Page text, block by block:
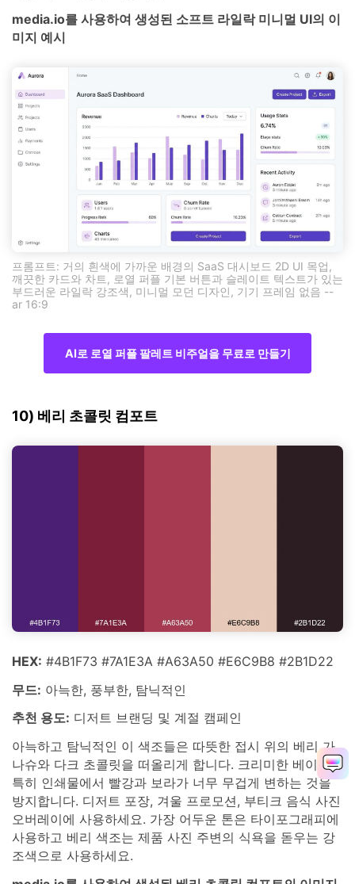
media.io를 사용하여 생성된 소프트 라일락 미니멀 UI의 이
미지 예시
프롬프트: 거의 흰색에 가까운 배경의 SaaS 대시보드 2D UI 목업,
깨끗한 카드와 차트, 로열 퍼플 기본 버튼과 슬레이트 텍스트가 있는
부드러운 라일락 강조색, 미니멀 모던 디자인, 기기 프레임 없음 --
ar 16:9
AI로 로열 퍼플 팔레트 비주얼을 무료로 만들기
10) 베리 초콜릿 컴포트
HEX: #4B1F73 #7A1E3A #A63A50 #E6C9B8 #2B1D22
무드: 아늑한, 풍부한, 탐닉적인
추천 용도: 디저트 브랜딩 및 계절 캠페인
아늑하고 탐닉적인 이 색조들은 따뜻한 접시 위의 베리 가
나슈와 다크 초콜릿을 떠올리게 합니다. 크리미한 베이지는
특히 인쇄물에서 빨강과 보라가 너무 무겁게 변하는 것을
방지합니다. 디저트 포장, 겨울 프로모션, 부티크 음식 사진
오버레이에 사용하세요. 가장 어두운 톤은 타이포그래피에
사용하고 베리 색조는 제품 사진 주변의 식욕을 돋우는 강
조색으로 사용하세요.